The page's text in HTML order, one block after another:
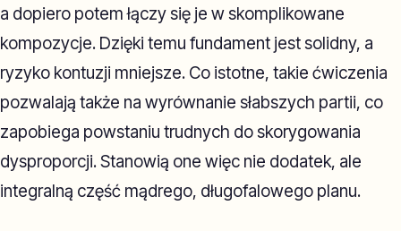
a dopiero potem łączy się je w skomplikowane
kompozycje. Dzięki temu fundament jest solidny, a
ryzyko kontuzji mniejsze. Co istotne, takie ćwiczenia
pozwalają także na wyrównanie słabszych partii, co
zapobiega powstaniu trudnych do skorygowania
dysproporcji. Stanowią one więc nie dodatek, ale
integralną część mądrego, długofalowego planu.